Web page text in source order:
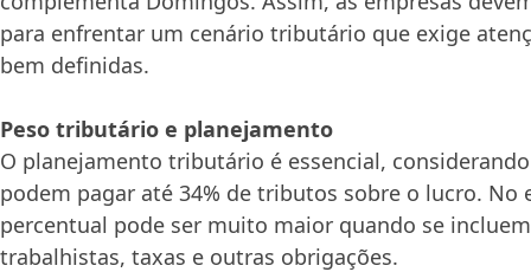
para enfrentar um cenário tributário que exige
bem definidas.
Peso tributário e planejamento
O planejamento tributário é essencial,
podem pagar até 34% de tributos sobre o lucro. No
percentual pode ser muito maior quando se
trabalhistas, taxas e outras obrigações.